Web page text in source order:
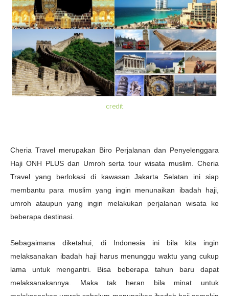
credit
Cheria Travel merupakan Biro Perjalanan dan Penyelenggara
Haji ONH PLUS dan Umroh serta tour wisata muslim. Cheria
Travel yang berlokasi di kawasan Jakarta Selatan ini siap
membantu para muslim yang ingin menunaikan ibadah haji,
umroh ataupun yang ingin melakukan perjalanan wisata ke
beberapa destinasi.
Sebagaimana diketahui, di Indonesia ini bila kita ingin
melaksanakan ibadah haji harus menunggu waktu yang cukup
lama untuk mengantri. Bisa beberapa tahun baru dapat
melaksanakannya. Maka tak heran bila minat untuk